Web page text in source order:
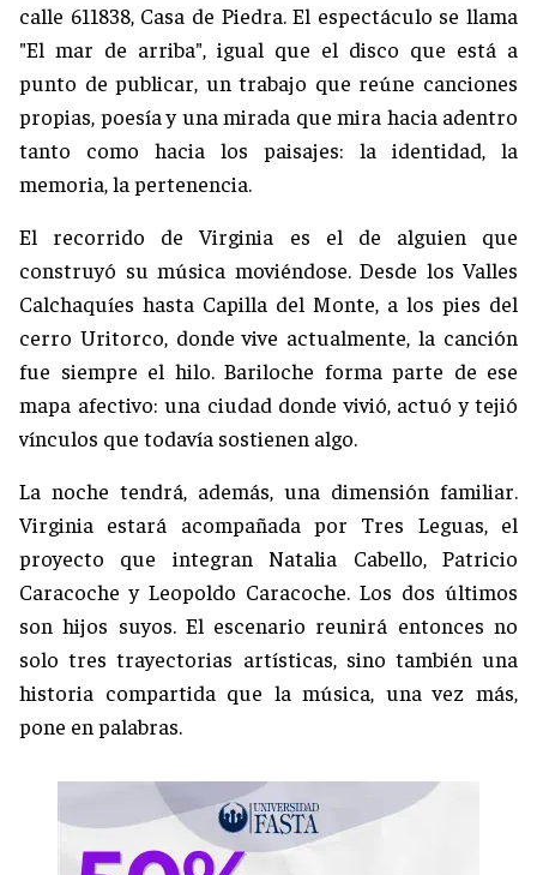
calle 611838, Casa de Piedra. El espectáculo se llama
"El mar de arriba", igual que el disco que está a
punto de publicar, un trabajo que reúne canciones
propias, poesía y una mirada que mira hacia adentro
tanto como hacia los paisajes: la identidad, la
memoria, la pertenencia.
El recorrido de Virginia es el de alguien que
construyó su música moviéndose. Desde los Valles
Calchaquíes hasta Capilla del Monte, a los pies del
cerro Uritorco, donde vive actualmente, la canción
fue siempre el hilo. Bariloche forma parte de ese
mapa afectivo: una ciudad donde vivió, actuó y tejió
vínculos que todavía sostienen algo.
La noche tendrá, además, una dimensión familiar.
Virginia estará acompañada por Tres Leguas, el
proyecto que integran Natalia Cabello, Patricio
Caracoche y Leopoldo Caracoche. Los dos últimos
son hijos suyos. El escenario reunirá entonces no
solo tres trayectorias artísticas, sino también una
historia compartida que la música, una vez más,
pone en palabras.